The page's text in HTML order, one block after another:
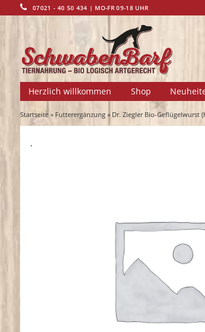
07021 - 40 50 434 | MO-FR 09-18 UHR
Herzlich willkommen Shop
Startseite » Futterergänzung » Dr. Ziegler Bio-Geflügelwurst